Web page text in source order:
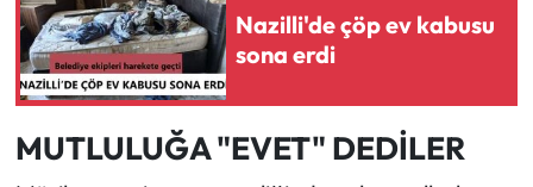
Nazilli'de çöp ev kabusu
sona erdi
MUTLULUĞA "EVET" DEDİLER